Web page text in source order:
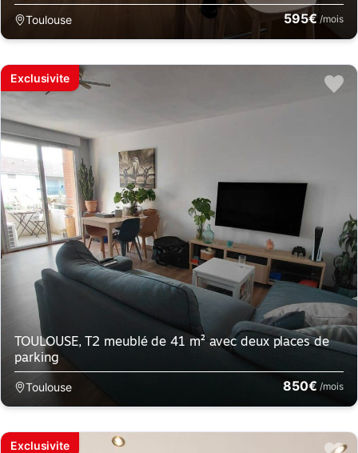
595€ /mois
Toulouse
Exclusivite
850€ /mois
TOULOUSE, T2 meublé de 41 m² avec deux places de
parking
Toulouse
Exclusivite